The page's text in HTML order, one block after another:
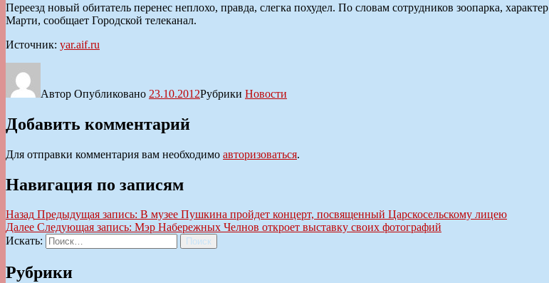
Переезд новый обитатель перенес неплохо, правда, слегка похудел. По словам сотрудников зоопарка,
Марти, сообщает Городской телеканал.
Источник: yar.aif.ru
Автор Опубликовано 23.10.2012Рубрики Новости
Добавить комментарий
Для отправки комментария вам необходимо авторизоваться.
Навигация по записям
Назад Предыдущая запись: В музее Пушкина пройдет концерт, посвященный Царскосельскому лицею
Далее Следующая запись: Мэр Набережных Челнов откроет выставку своих фотографий
Искать:
Поиск
Рубрики